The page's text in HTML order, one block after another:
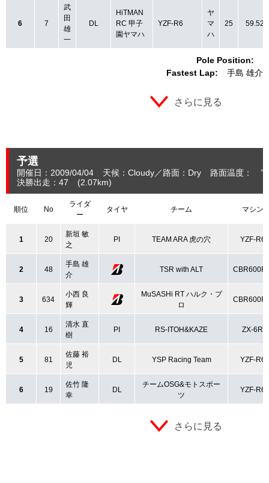
Pole Position:
Fastest Lap:
手島 雄介
6 7
武
田
雄
一
DL
HiTMAN
RC 甲子
園ヤマハ
YZF-R6
ヤ
マ
ハ
25 59.526
さらに見る
予選
開催日：2009/04/04 天候：Cloudy 路面：Dry
路面温度：
決勝出走：47
(2.07km)
順位 No
ライダ
ー
タイヤ チーム マシン
1 20
新垣 敏
之
PI TEAM ARA 虎の穴 YZF-R6
2 48
手島 雄
介
TSR with ALT
3 634
小西 良
輝
MuSASHi RT ハルク・プ
ロ
4 16
清水 直
樹
PI RS-ITOH&KAZE ZX-6R
5 81
佐藤 裕
児
DL YSP Racing Team YZF-R6
6 19
佐竹 隆
幸
DL
チームOSG&モトスポー
ツ
YZF-R6
さらに見る